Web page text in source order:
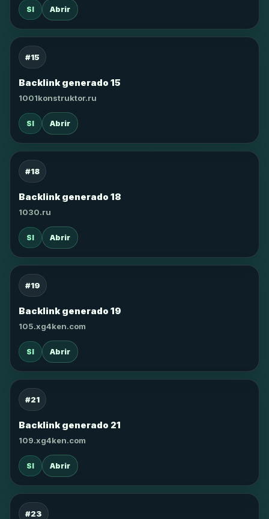
SI Abrir
#15
Backlink generado 15
1001konstruktor.ru
SI Abrir
#18
Backlink generado 18
1030.ru
SI Abrir
#19
Backlink generado 19
105.xg4ken.com
SI Abrir
#21
Backlink generado 21
109.xg4ken.com
SI Abrir
#23